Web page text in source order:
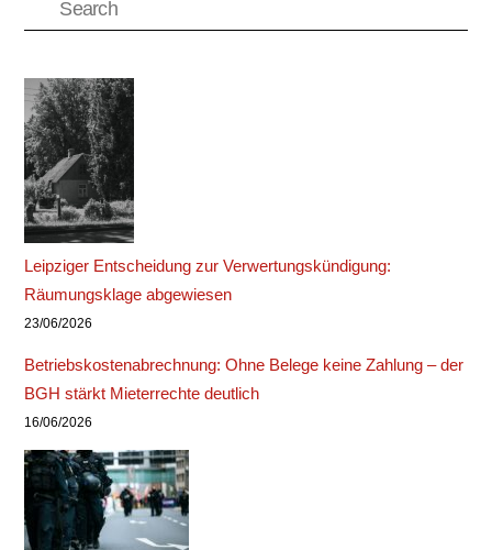
Leipziger Entscheidung zur Verwertungskündigung:
Räumungsklage abgewiesen
23/06/2026
Betriebskostenabrechnung: Ohne Belege keine Zahlung – der
BGH stärkt Mieterrechte deutlich
16/06/2026